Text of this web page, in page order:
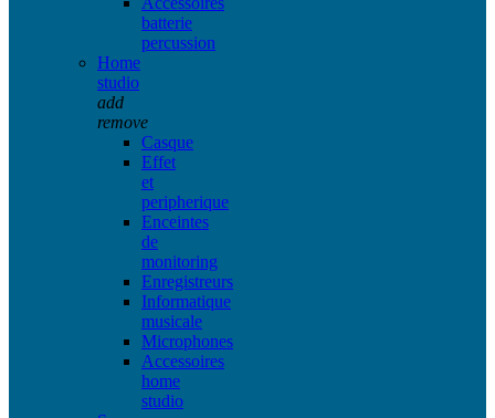
batterie
percussion
Home
studio
add
remove
Casque
Effet
et
peripherique
Enceintes
de
monitoring
Enregistreurs
Informatique
musicale
Microphones
Accessoires
home
studio